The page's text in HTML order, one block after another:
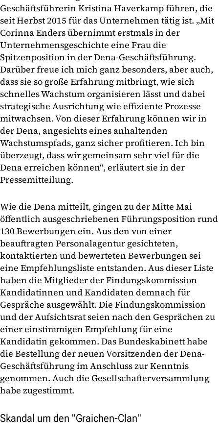
Geschäftsführerin Kristina Haverkamp führen, die
seit Herbst 2015 für das Unternehmen tätig ist. „Mit
Corinna Enders übernimmt erstmals in der
Unternehmensgeschichte eine Frau die
Spitzenposition in der Dena-Geschäftsführung.
Darüber freue ich mich ganz besonders, aber auch,
dass sie so große Erfahrung mitbringt, wie sich
schnelles Wachstum organisieren lässt und dabei
strategische Ausrichtung wie effiziente Prozesse
mitwachsen. Von dieser Erfahrung können wir in
der Dena, angesichts eines anhaltenden
Wachstumspfads, ganz sicher profitieren. Ich bin
überzeugt, dass wir gemeinsam sehr viel für die
Dena erreichen können“, erläutert sie in der
Pressemitteilung.
Wie die Dena mitteilt, gingen zu der Mitte Mai
öffentlich ausgeschriebenen Führungsposition rund
130 Bewerbungen ein. Aus den von einer
beauftragten Personalagentur gesichteten,
kontaktierten und bewerteten Bewerbungen sei
eine Empfehlungsliste entstanden. Aus dieser Liste
haben die Mitglieder der Findungskommission
Kandidatinnen und Kandidaten demnach für
Gespräche ausgewählt. Die Findungskommission
und der Aufsichtsrat seien nach den Gesprächen zu
einer einstimmigen Empfehlung für eine
Kandidatin gekommen. Das Bundeskabinett habe
die Bestellung der neuen Vorsitzenden der Dena-
Geschäftsführung im Anschluss zur Kenntnis
genommen. Auch die Gesellschafterversammlung
habe zugestimmt.
Skandal um den "Graichen-Clan"